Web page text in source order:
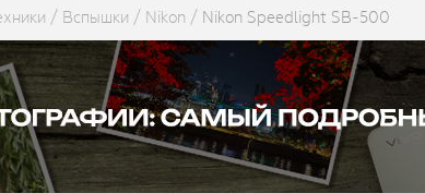
Вспышки Nikon Nikon Speedlight SB-500